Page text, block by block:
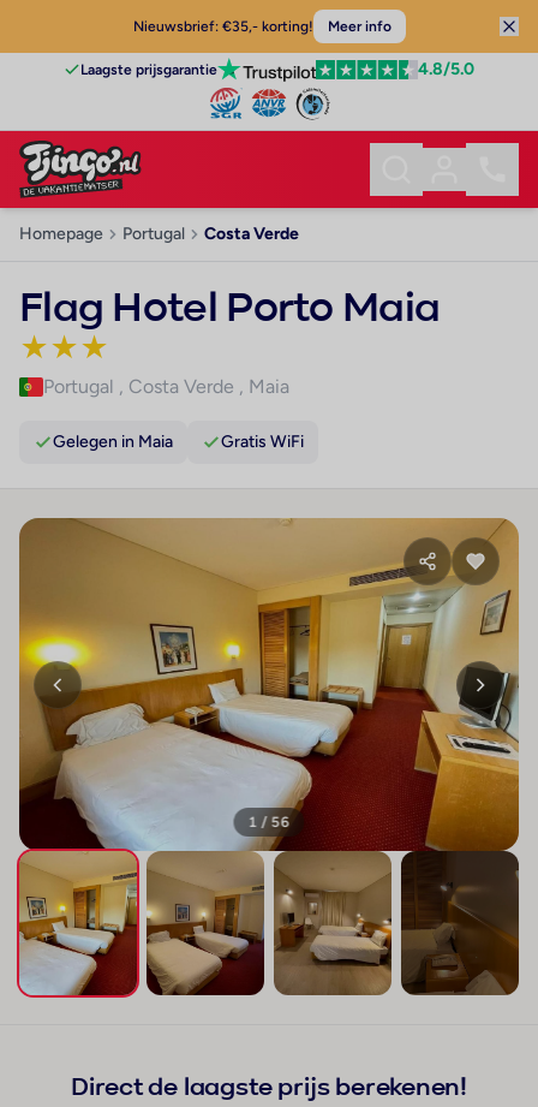
Nieuwsbrief: €35,- korting! Meer info
Laagste prijsgarantie 4.8/5.0
Homepage Portugal Costa Verde
Flag Hotel Porto Maia
★★★
Portugal , Costa Verde , Maia
Gelegen in Maia Gratis WiFi
1 / 56
Direct de laagste prijs berekenen!